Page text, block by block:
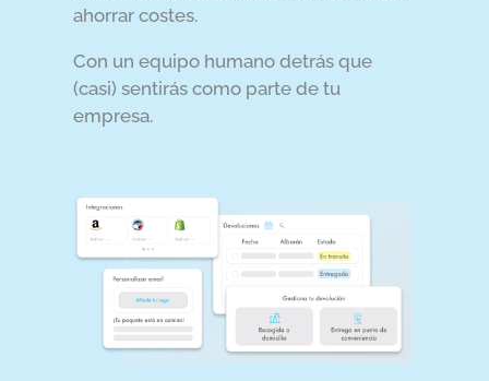
ahorrar costes.
Con un equipo humano detrás que
(casi) sentirás como parte de tu
empresa.